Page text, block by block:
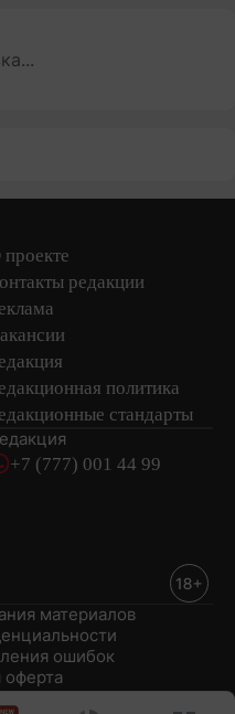
редакции
политика
стандарты
+7 (777) 001 44 99
оферта
ошибок
материалов